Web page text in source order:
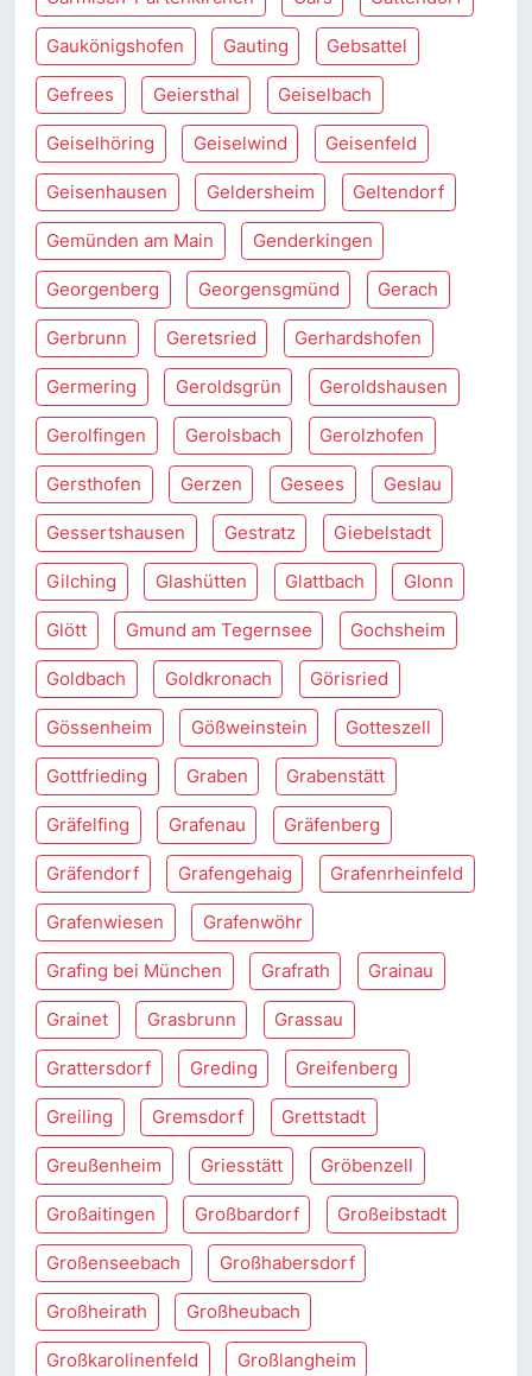
Gaukönigshofen Gauting Gebsattel
Gefrees Geiersthal Geiselbach
Geiselhöring Geiselwind Geisenfeld
Geisenhausen Geldersheim Geltendorf
Gemünden am Main Genderkingen
Georgenberg Georgensgmünd Gerach
Gerbrunn Geretsried Gerhardshofen
Germering Geroldsgrün Geroldshausen
Gerolfingen Gerolsbach Gerolzhofen
Gersthofen Gerzen Gesees Geslau
Gessertshausen Gestratz Giebelstadt
Gilching Glashütten Glattbach Glonn
Glött Gmund am Tegernsee Gochsheim
Goldbach Goldkronach Görisried
Gössenheim Gößweinstein Gotteszell
Gottfrieding Graben Grabenstätt
Gräfelfing Grafenau Gräfenberg
Gräfendorf Grafengehaig Grafenrheinfeld
Grafenwiesen Grafenwöhr
Grafing bei München Grafrath Grainau
Grainet Grasbrunn Grassau
Grattersdorf Greding Greifenberg
Greiling Gremsdorf Grettstadt
Greußenheim Griesstätt Gröbenzell
Großaitingen Großbardorf Großeibstadt
Großenseebach Großhabersdorf
Großheirath Großheubach
Großkarolinenfeld Großlangheim